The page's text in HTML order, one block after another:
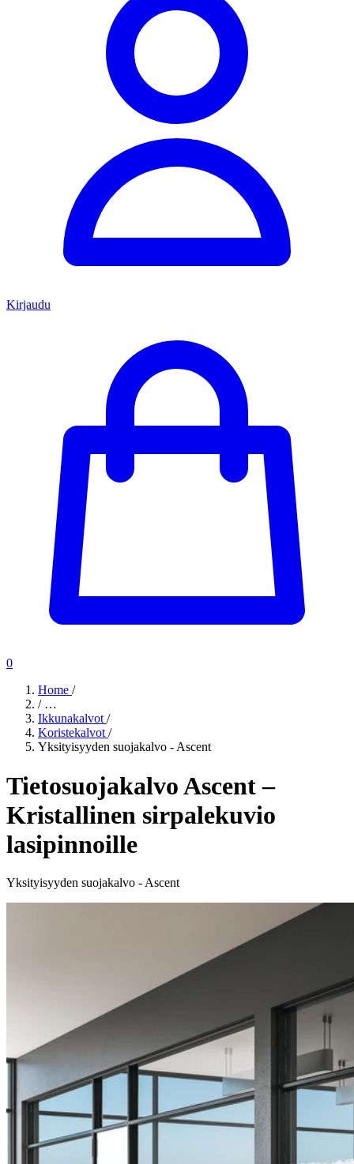
Kirjaudu
0
Home /
/ …
Ikkunakalvot /
Koristekalvot /
Yksityisyyden suojakalvo - Ascent
Tietosuojakalvo Ascent –
Kristallinen sirpalekuvio
lasipinnoille
Yksityisyyden suojakalvo - Ascent